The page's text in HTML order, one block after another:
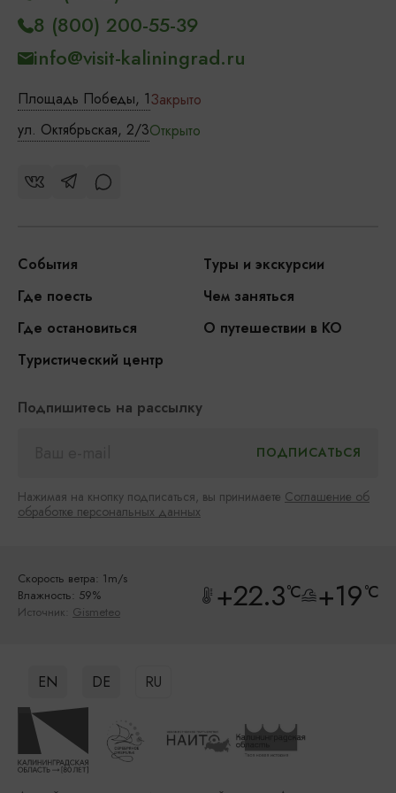
Площадь Победы, 1Закрыто
ул. Октябрьская, 2/3Открыто
8 (800) 200-55-39
info@visit-kaliningrad.ru
События
Туры и экскурсии
Где поесть
Чем заняться
Где остановиться
О путешествии в КО
Туристический центр
Подпишитесь на рассылку
Нажимая на кнопку подписаться, вы принимаете Соглашение об
обработке персональных данных
Скорость ветра: 1m/s
Влажность: 59%
Источник: Gismeteo +22.3°C +19°C
EN DE RU